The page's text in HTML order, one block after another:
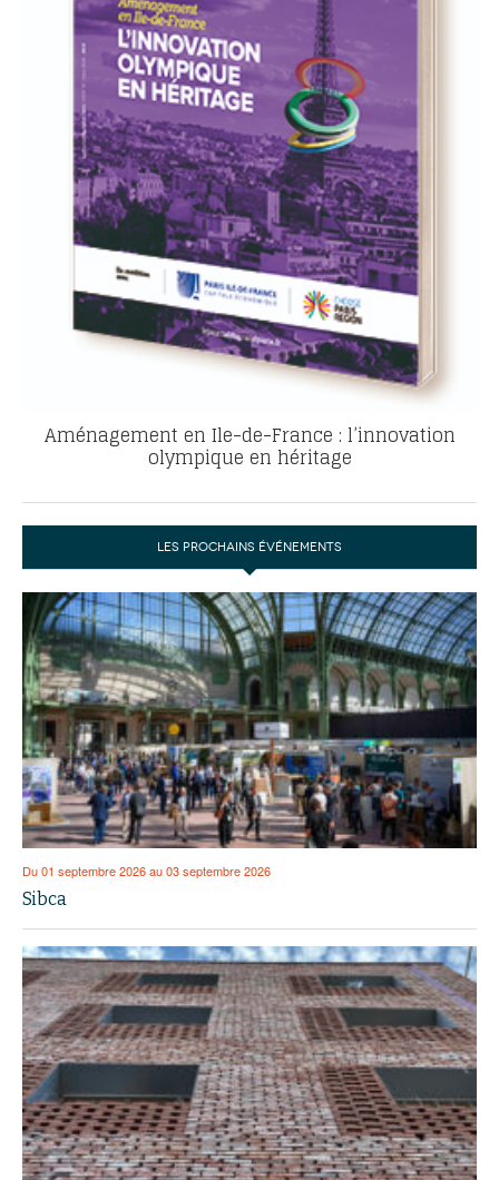
Aménagement en Ile-de-France : l’innovation
olympique en héritage
LES PROCHAINS ÉVÉNEMENTS
Du 01 septembre 2026 au 03 septembre 2026
Sibca